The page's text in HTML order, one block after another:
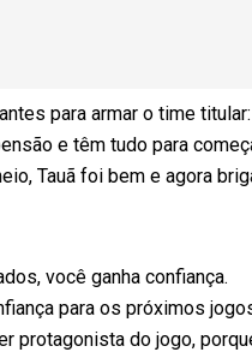
para armar o time
e têm tudo para
Tauã foi bem e agora
você ganha confiança.
para os próximos
protagonista do jogo,